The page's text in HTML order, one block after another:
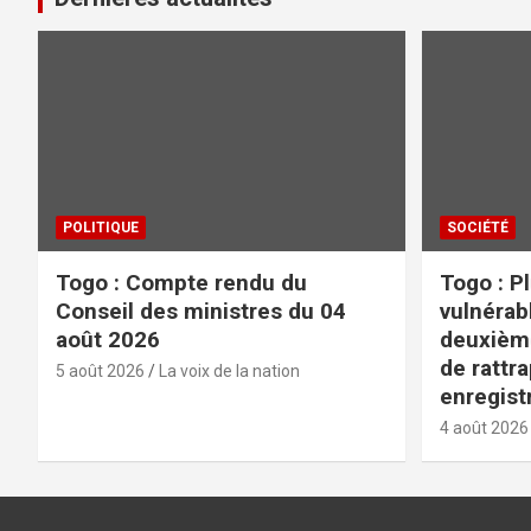
POLITIQUE
Togo : Compte rendu du
Conseil des ministres du 04
août 2026
5 août 2026 La voix de la nation
SOCIÉTÉ
Togo :
de
4 août 2026